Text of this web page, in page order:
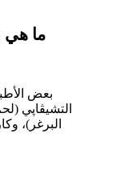
ما هي
بعض
التشيڤاپي
البرغر)،